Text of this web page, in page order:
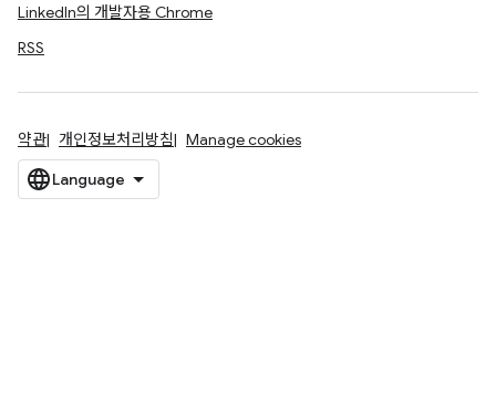
LinkedIn의 개발자용 Chrome
RSS
약관 개인정보처리방침 Manage cookies